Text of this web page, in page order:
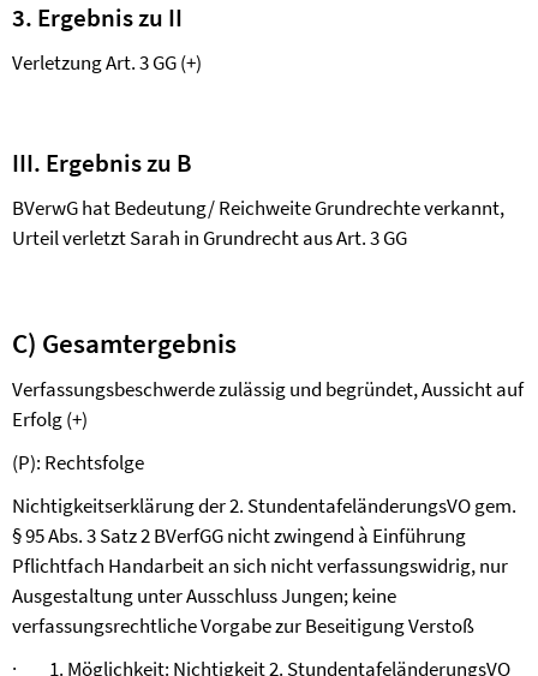
3. Ergebnis zu II
Verletzung Art. 3 GG (+)
III. Ergebnis zu B
BVerwG hat Bedeutung/ Reichweite Grundrechte verkannt,
Urteil verletzt Sarah in Grundrecht aus Art. 3 GG
C) Gesamtergebnis
Verfassungsbeschwerde zulässig und begründet, Aussicht auf
Erfolg (+)
(P): Rechtsfolge
Nichtigkeitserklärung der 2. StundentafeländerungsVO gem.
§ 95 Abs. 3 Satz 2 BVerfGG nicht zwingend à Einführung
Pflichtfach Handarbeit an sich nicht verfassungswidrig, nur
Ausgestaltung unter Ausschluss Jungen; keine
verfassungsrechtliche Vorgabe zur Beseitigung Verstoß
·
1. Möglichkeit: Nichtigkeit 2. StundentafeländerungsVO